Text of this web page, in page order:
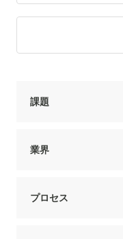
課題
業界
プロセス